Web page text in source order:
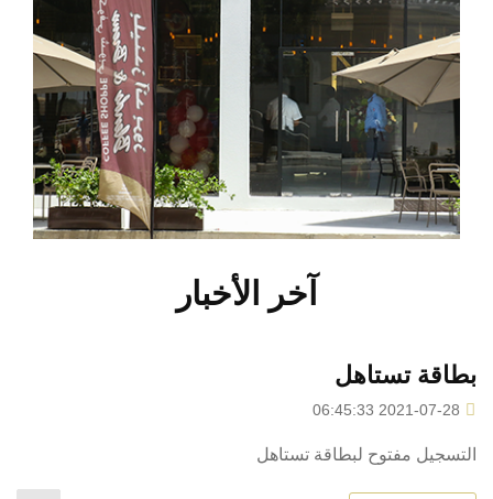
آخر الأخبار
بطاقة تستاهل
2021-07-28 06:45:33
التسجيل مفتوح لبطاقة تستاهل